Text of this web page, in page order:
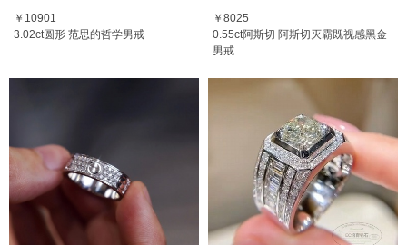
￥10901
3.02ct圆形 范思的哲学男戒
￥8025
0.55ct阿斯切 阿斯切灭霸既视感黑金
男戒